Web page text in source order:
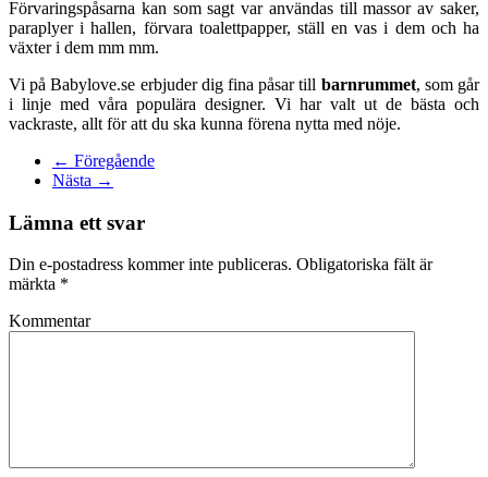
Förvaringspåsarna kan som sagt var användas till massor av saker,
paraplyer i hallen, förvara toalettpapper, ställ en vas i dem och ha
växter i dem mm mm.
Vi på Babylove.se erbjuder dig fina påsar till barnrummet, som går
i linje med våra populära designer. Vi har valt ut de bästa och
vackraste, allt för att du ska kunna förena nytta med nöje.
← Föregående
Nästa →
Lämna ett svar
Din e-postadress kommer inte publiceras. Obligatoriska fält är
märkta *
Kommentar